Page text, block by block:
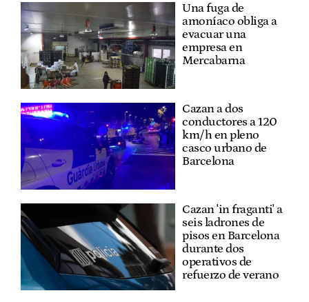
Una fuga de
amoníaco obliga a
evacuar una
empresa en
Mercabarna
Cazan a dos
conductores a 120
km/h en pleno
casco urbano de
Barcelona
Cazan 'in fraganti' a
seis ladrones de
pisos en Barcelona
durante dos
operativos de
refuerzo de verano